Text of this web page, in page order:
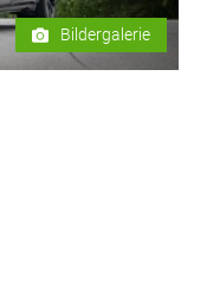
Bildergalerie